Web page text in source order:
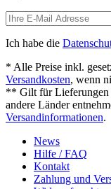
Ich habe die
* Alle Preise inkl.
Versandkosten, wenn
** Gilt für Lieferungen
andere Länder
Versandinformationen.
News
Hilfe / FAQ
Kontakt
Zahlung und